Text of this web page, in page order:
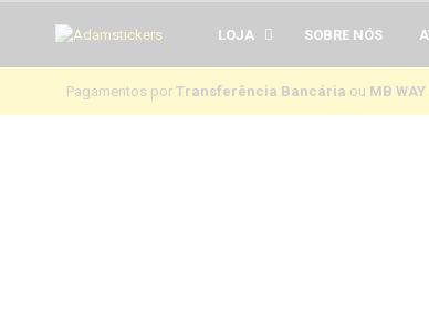
Pagamentos por Transferência Bancária ou MB WAY
LOJA SOBRE NÓS